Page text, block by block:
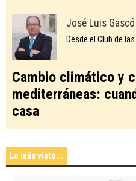
José Luis Gascó
Desde el Club de
Cambio climático y
mediterráneas:
casa
Lo más visto...